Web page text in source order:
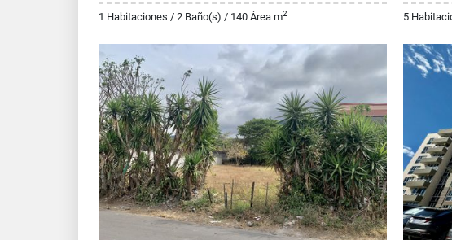
1 Habitaciones / 2 Baño(s) / 140 Área m2 5